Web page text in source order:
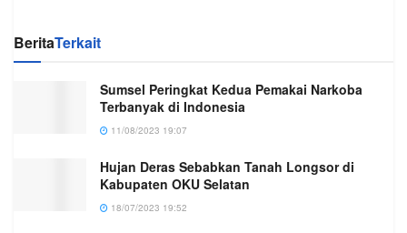
BeritaTerkait
Sumsel Peringkat Kedua Pemakai Narkoba
Terbanyak di Indonesia
11/08/2023 19:07
Hujan Deras Sebabkan Tanah Longsor di
Kabupaten OKU Selatan
18/07/2023 19:52